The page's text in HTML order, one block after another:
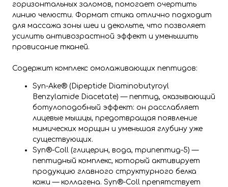
горизонтальных заломов, помогает очертить
линию челюсти. Формат стика отлично подходит
для массажа зоны шеи и декольте, что позволяет
усилить антивозрастной эффект и уменьшить
провисание тканей.
Содержит комплекс омолаживающих пептидов:
Syn-Ake® (Dipeptide Diaminobutyroyl
Benzylamide Diacetate) — пептид, оказывающий
ботулоподобный эффект: он расслабляет
лицевые мышцы, предотвращая появление
мимических морщин и уменьшая глубину уже
существующих.
Syn®-Coll (глицерин, вода, трипептид-5) —
пептидный комплекс, который активирует
продукцию главного структурного белка
кожи — коллагена. Syn®-Coll препятствует